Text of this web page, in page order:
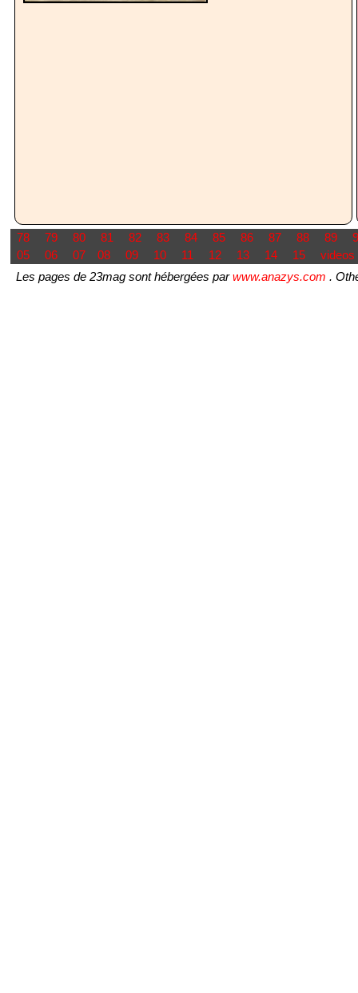
78 79 80 81 82 83 84 85 86 87 88 89
05
06 07 08 09 10 11 12 13 14 15
videos
Les pages de 23mag sont hébergées parwww.anazys.com .